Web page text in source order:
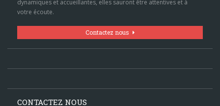
dynamiques et accueillantes, elles sauront être attentives et à
votre écoute.
Contactez nous
CONTACTEZ NOUS